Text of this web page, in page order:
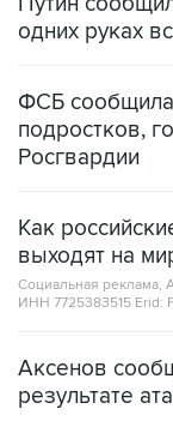
ФСБ
Росгвардии
Как
Социальная реклама,
ИНН 7725383515 Erid: